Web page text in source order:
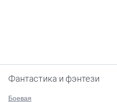
Фантастика и фэнтези
Боевая